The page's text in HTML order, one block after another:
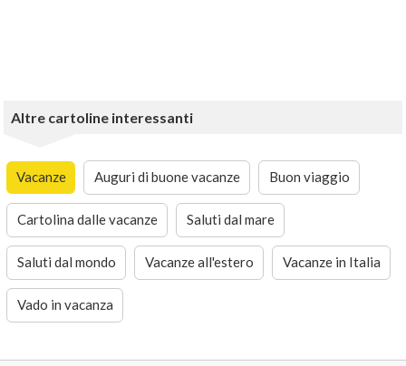
Altre cartoline interessanti
Vacanze Auguri di buone vacanze Buon viaggio
Cartolina dalle vacanze Saluti dal mare
Saluti dal mondo Vacanze all'estero Vacanze in Italia
Vado in vacanza